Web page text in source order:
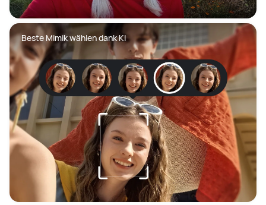
Beste Mimik wählen dank KI